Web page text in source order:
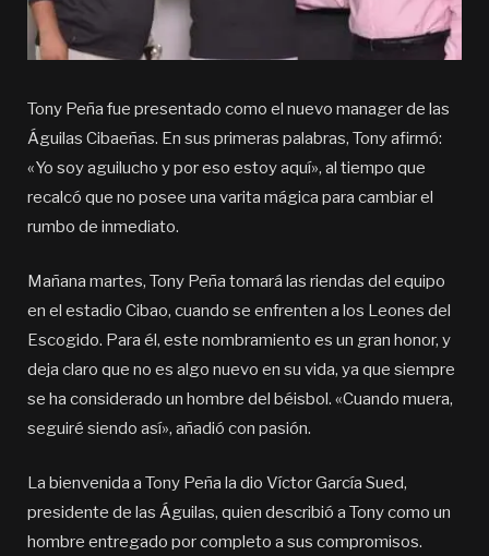
Tony Peña fue presentado como el nuevo manager de las
Águilas Cibaeñas. En sus primeras palabras, Tony afirmó:
«Yo soy aguilucho y por eso estoy aquí», al tiempo que
recalcó que no posee una varita mágica para cambiar el
rumbo de inmediato.
Mañana martes, Tony Peña tomará las riendas del equipo
en el estadio Cibao, cuando se enfrenten a los Leones del
Escogido. Para él, este nombramiento es un gran honor, y
deja claro que no es algo nuevo en su vida, ya que siempre
se ha considerado un hombre del béisbol. «Cuando muera,
seguiré siendo así», añadió con pasión.
La bienvenida a Tony Peña la dio Víctor García Sued,
presidente de las Águilas, quien describió a Tony como un
hombre entregado por completo a sus compromisos.